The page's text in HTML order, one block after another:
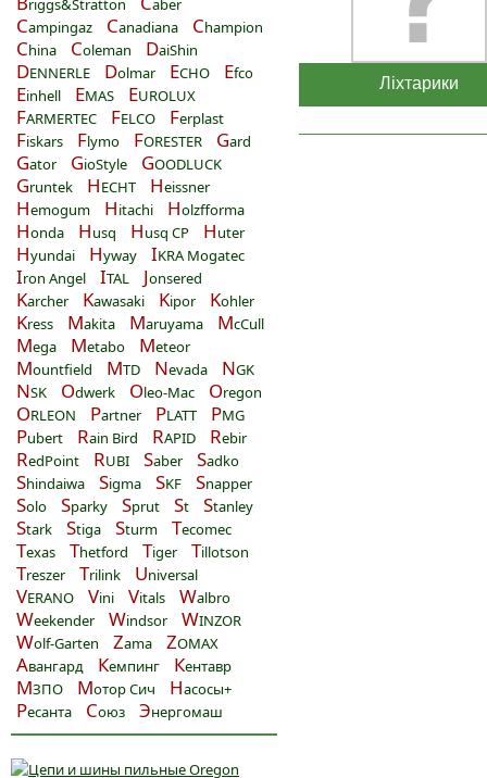
riggs&Stratton aber
Campingaz Canadiana Champion
China Coleman DaiShin
DENNERLE Dolmar ECHO Efco
Einhell EMAS EUROLUX
FARMERTEC FELCO Ferplast
Fiskars Flymo FORESTER Gard
Gator GioStyle GOODLUCK
Gruntek HECHT Heissner
Hemogum Hitachi Holzfforma
Honda Husq Husq CP Huter
Hyundai Hyway IKRA Mogatec
Iron Angel ITAL Jonsered
Karcher Kawasaki Kipor Kohler
Kress Makita Maruyama McCull
Mega Metabo Meteor
Mountfield MTD Nevada NGK
NSK Odwerk Oleo-Mac Oregon
ORLEON Partner PLATT PMG
Pubert Rain Bird RAPID Rebir
RedPoint RUBI Saber Sadko
Shindaiwa Sigma SKF Snapper
Solo Sparky Sprut St Stanley
Stark Stiga Sturm Tecomec
Texas Thetford Tiger Tillotson
Treszer Trilink Universal
VERANO Vini Vitals Walbro
Weekender Windsor WINZOR
Wolf-Garten Zama ZOMAX
Авангард Кемпинг Кентавр
МЗПО Мотор Сич Насосы+
Ресанта Союз Энергомаш
Ліхтарики